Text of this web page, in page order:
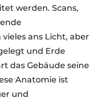
werden. Scans,
ans Licht, aber
und Erde
das Gebäude seine
Anatomie ist
und